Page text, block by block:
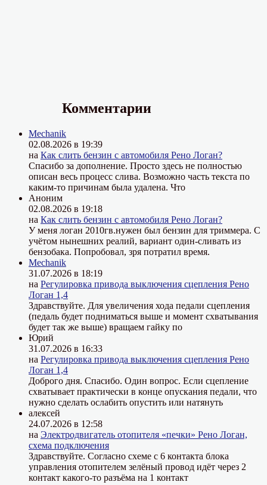
Комментарии
Mechanik
02.08.2026 в 19:39
на Как слить бензин с автомобиля Рено Логан?
Спасибо за дополнение. Просто здесь не полностью
описан весь процесс слива. Возможно часть текста по
каким-то причинам была удалена. Что
Аноним
02.08.2026 в 19:18
на Как слить бензин с автомобиля Рено Логан?
У меня логан 2010гв.нужен был бензин для триммера. С
учётом нынешних реалий, вариант один-сливать из
бензобака. Попробовал, зря потратил время.
Mechanik
31.07.2026 в 18:19
на Регулировка привода выключения сцепления Рено
Логан 1,4
Здравствуйте. Для увеличения хода педали сцепления
(педаль будет подниматься выше и момент схватывания
будет так же выше) вращаем гайку по
Юрий
31.07.2026 в 16:33
на Регулировка привода выключения сцепления Рено
Логан 1,4
Доброго дня. Спасибо. Один вопрос. Если сцепление
схватывает практически в конце опускания педали, что
нужно сделать ослабить опустить или натянуть
алексей
24.07.2026 в 12:58
на Электродвигатель отопителя «печки» Рено Логан,
схема подключения
Здравствуйте. Согласно схеме с 6 контакта блока
управления отопителем зелёный провод идёт через 2
контакт какого-то разъёма на 1 контакт